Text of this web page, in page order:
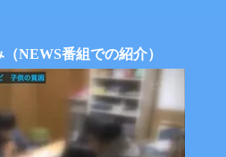
NEWS番組での紹介）